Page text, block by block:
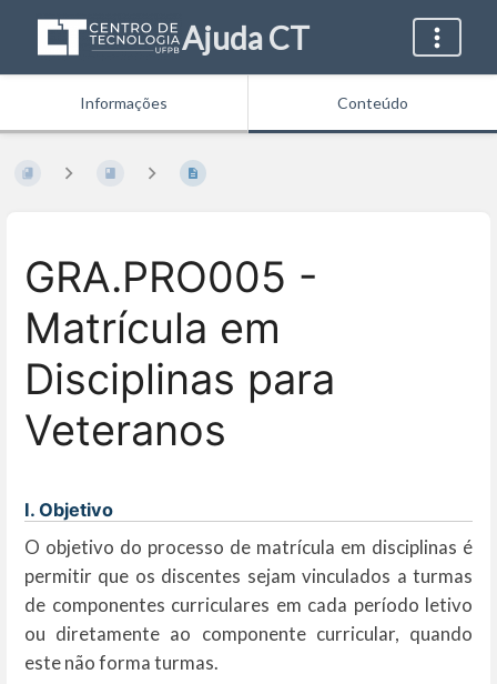
Ajuda CT
Informações Conteúdo
GRA.PRO005 -
Matrícula em
Disciplinas para
Veteranos
I. Objetivo
O objetivo do processo de matrícula em disciplinas é
permitir que os discentes sejam vinculados a turmas
de componentes curriculares em cada período letivo
ou diretamente ao componente curricular, quando
este não forma turmas.